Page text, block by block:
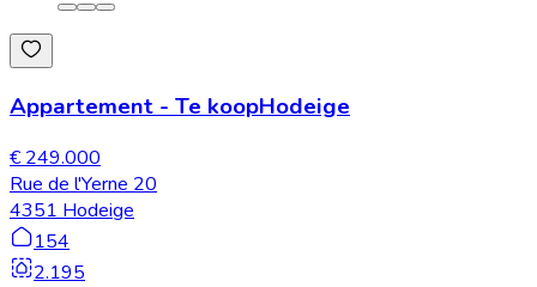
Appartement - Te koopHodeige
€ 249.000
Rue de l'Yerne 20
4351 Hodeige
154
2.195